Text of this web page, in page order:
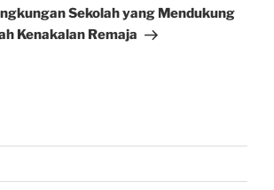
Sekolah yang Mendukung
Kenakalan Remaja